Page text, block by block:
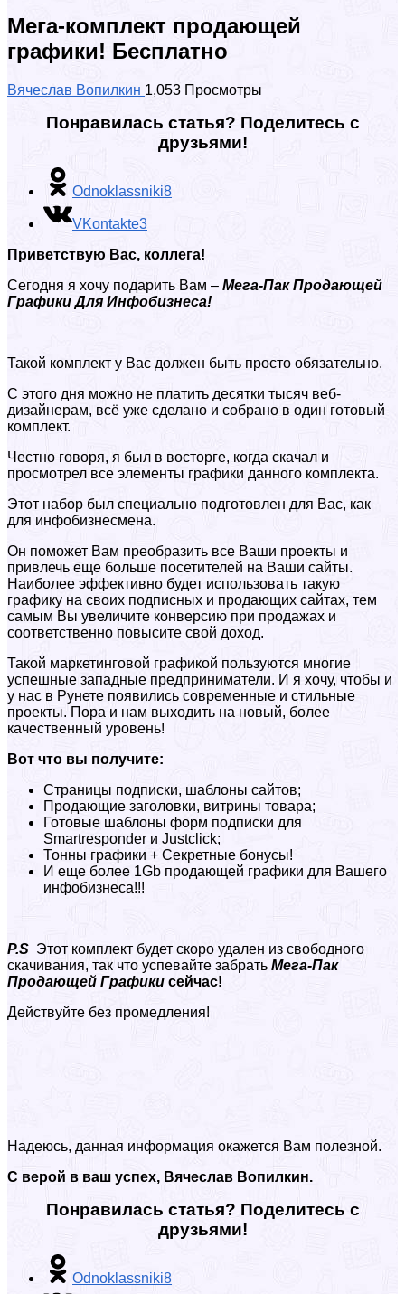
Мега-комплект продающей
графики! Бесплатно
Вячеслав Вопилкин 1,053 Просмотры
Понравилась статья? Поделитесь с
друзьями!
Odnoklassniki8
VKontakte3
Приветствую Вас, коллега!
Сегодня я хочу подарить Вам – Мега-Пак Продающей
Графики Для Инфобизнеса!
Такой комплект у Вас должен быть просто обязательно.
С этого дня можно не платить десятки тысяч веб-
дизайнерам, всё уже сделано и собрано в один готовый
комплект.
Честно говоря, я был в восторге, когда скачал и
просмотрел все элементы графики данного комплекта.
Этот набор был специально подготовлен для Вас, как
для инфобизнесмена.
Он поможет Вам преобразить все Ваши проекты и
привлечь еще больше посетителей на Ваши сайты.
Наиболее эффективно будет использовать такую
графику на своих подписных и продающих сайтах, тем
самым Вы увеличите конверсию при продажах и
соответственно повысите свой доход.
Такой маркетинговой графикой пользуются многие
успешные западные предприниматели. И я хочу, чтобы и
у нас в Рунете появились современные и стильные
проекты. Пора и нам выходить на новый, более
качественный уровень!
Вот что вы получите:
Страницы подписки, шаблоны сайтов;
Продающие заголовки, витрины товара;
Готовые шаблоны форм подписки для
Smartresponder и Justclick;
Тонны графики + Секретные бонусы!
И еще более 1Gb продающей графики для Вашего
инфобизнеса!!!
P.S Этот комплект будет скоро удален из свободного
скачивания, так что успевайте забрать Мега-Пак
Продающей Графики сейчас!
Действуйте без промедления!
Надеюсь, данная информация окажется Вам полезной.
С верой в ваш успех, Вячеслав Вопилкин.
Понравилась статья? Поделитесь с
друзьями!
Odnoklassniki8